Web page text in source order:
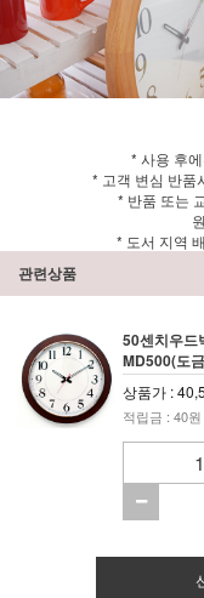
* 사용 후
* 고객 변심 반품
* 반품 또는
* 도서 지역
관련상품
50센치우드
MD500(도
상품가 :
적립금 : 40원